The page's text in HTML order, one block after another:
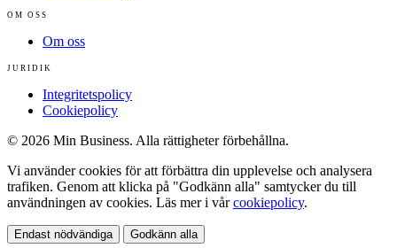
OM OSS
Om oss
JURIDIK
Integritetspolicy
Cookiepolicy
© 2026 Min Business. Alla rättigheter förbehållna.
Vi använder cookies för att förbättra din upplevelse och analysera
trafiken. Genom att klicka på "Godkänn alla" samtycker du till
användningen av cookies. Läs mer i vårcookiepolicy.
Endast nödvändiga Godkänn alla